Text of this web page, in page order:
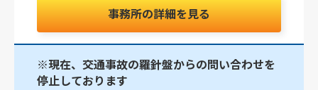
事務所の詳細を見る
※現在、交通事故の羅針盤からの問い合わせを
停止しております